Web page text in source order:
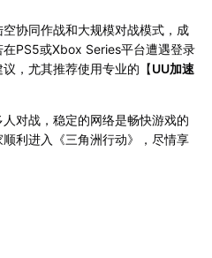
空协同作战和大规模对战模式，成
PS5或Xbox Series平台遭遇登录
，尤其推荐使用专业的【UU加速
对战，稳定的网络是畅快游戏的
利进入《三角洲行动》，尽情享